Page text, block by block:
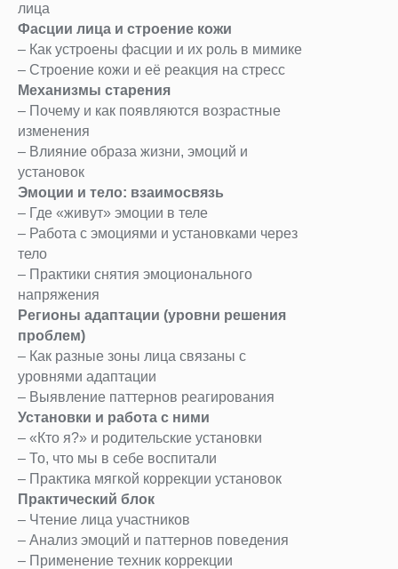
лица
Фасции лица и строение кожи
– Как устроены фасции и их роль в мимике
– Строение кожи и её реакция на стресс
Механизмы старения
– Почему и как появляются возрастные
изменения
– Влияние образа жизни, эмоций и
установок
Эмоции и тело: взаимосвязь
– Где «живут» эмоции в теле
– Работа с эмоциями и установками через
тело
– Практики снятия эмоционального
напряжения
Регионы адаптации (уровни решения
проблем)
– Как разные зоны лица связаны с
уровнями адаптации
– Выявление паттернов реагирования
Установки и работа с ними
– «Кто я?» и родительские установки
– То, что мы в себе воспитали
– Практика мягкой коррекции установок
Практический блок
– Чтение лица участников
– Анализ эмоций и паттернов поведения
– Применение техник коррекции